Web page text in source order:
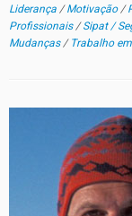
Liderança /Motivação/
Profissionais/Sipat /
Mudanças/ Trabalho